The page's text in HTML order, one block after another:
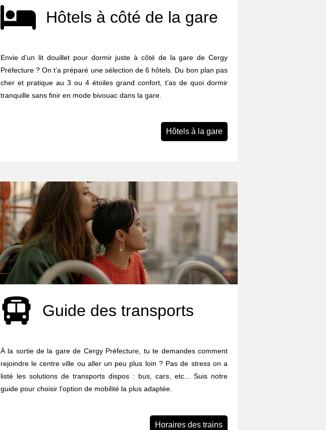
Hôtels à côté de la gare
Envie d’un lit douillet pour dormir juste à côté de la gare de Cergy
Préfecture ? On t’a préparé une sélection de 6 hôtels. Du bon plan pas
cher et pratique au 3 ou 4 étoiles grand confort, t’as de quoi dormir
tranquille sans finir en mode bivouac dans la gare.
Hôtels à la gare
Guide des transports
À la sortie de la gare de Cergy Préfecture, tu te demandes comment
rejoindre le centre ville ou aller un peu plus loin ? Pas de stress on a
listé les solutions de transports dispos : bus, cars, etc... Suis notre
guide pour choisir l’option de mobilité la plus adaptée.
Horaires des trains